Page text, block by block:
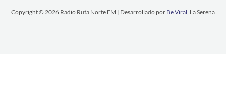
Copyright © 2026 Radio Ruta Norte FM | Desarrollado por Be Viral, La Serena